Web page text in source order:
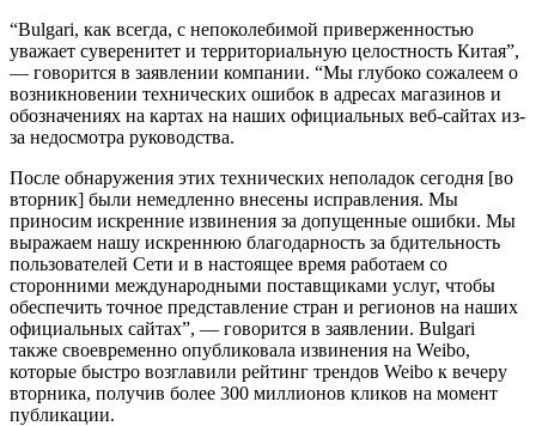
“Bulgari, как всегда, с непоколебимой приверженностью
уважает суверенитет и территориальную целостность Китая”,
— говорится в заявлении компании. “Мы глубоко сожалеем о
возникновении технических ошибок в адресах магазинов и
обозначениях на картах на наших официальных веб-сайтах из-
за недосмотра руководства.
После обнаружения этих технических неполадок сегодня [во
вторник] были немедленно внесены исправления. Мы
приносим искренние извинения за допущенные ошибки. Мы
выражаем нашу искреннюю благодарность за бдительность
пользователей Сети и в настоящее время работаем со
сторонними международными поставщиками услуг, чтобы
обеспечить точное представление стран и регионов на наших
официальных сайтах”, — говорится в заявлении. Bulgari
также своевременно опубликовала извинения на Weibo,
которые быстро возглавили рейтинг трендов Weibo к вечеру
вторника, получив более 300 миллионов кликов на момент
публикации.